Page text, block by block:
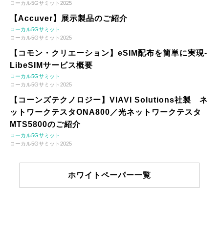
ローカル5Gサミット2025
【Accuver】展示製品のご紹介
ローカル5Gサミット
ローカル5Gサミット2025
【コモン・クリエーション】eSIM配布を簡単に実現-
LibeSIMサービス概要
ローカル5Gサミット
ローカル5Gサミット2025
【コーンズテクノロジー】VIAVI Solutions社製 ネ
ットワークテスタONA800／光ネットワークテスタ
MTS5800のご紹介
ローカル5Gサミット
ローカル5Gサミット2025
ホワイトペーパー一覧